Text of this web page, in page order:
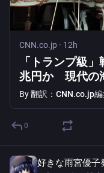
CNN.co.jp · 12h
「トランプ級
兆円か 現代の
も
By翻訳：CNN.co.jp
0
好きな雨宮優子